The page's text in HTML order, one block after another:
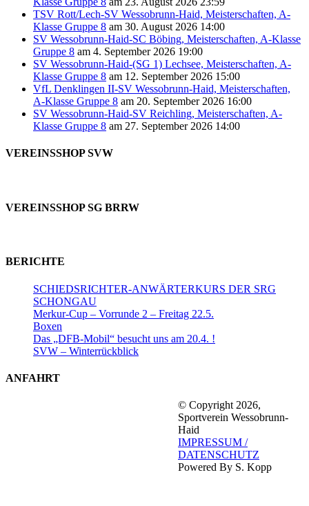
TSV Rott/Lech-SV Wessobrunn-Haid, Meisterschaften, A-
Klasse Gruppe 8 am 30. August 2026 14:00
SV Wessobrunn-Haid-SC Böbing, Meisterschaften, A-Klasse
Gruppe 8 am 4. September 2026 19:00
SV Wessobrunn-Haid-(SG 1) Lechsee, Meisterschaften, A-
Klasse Gruppe 8 am 12. September 2026 15:00
VfL Denklingen II-SV Wessobrunn-Haid, Meisterschaften,
A-Klasse Gruppe 8 am 20. September 2026 16:00
SV Wessobrunn-Haid-SV Reichling, Meisterschaften, A-
Klasse Gruppe 8 am 27. September 2026 14:00
VEREINSSHOP SVW
VEREINSSHOP SG BRRW
BERICHTE
SCHIEDSRICHTER-ANWÄRTERKURS DER SRG
SCHONGAU
Merkur-Cup – Vorrunde 2 – Freitag 22.5.
Boxen
Das „DFB-Mobil“ besucht uns am 20.4. !
SVW – Winterrückblick
ANFAHRT
© Copyright 2026,
Sportverein Wessobrunn-
Haid
IMPRESSUM /
DATENSCHUTZ
Powered By S. Kopp